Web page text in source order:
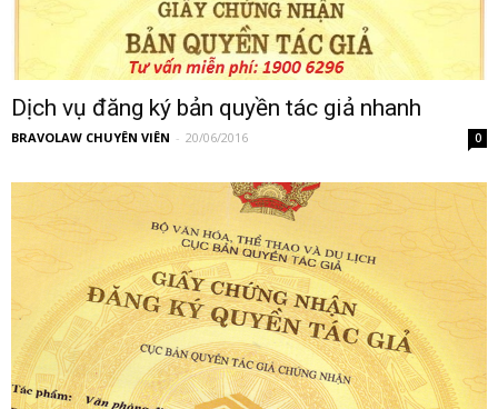
Dịch vụ đăng ký bản quyền tác giả nhanh
BRAVOLAW CHUYÊN VIÊN - 20/06/2016 0